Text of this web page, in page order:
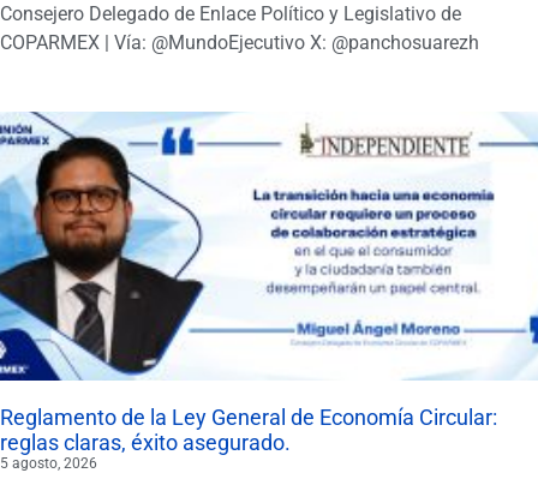
Consejero Delegado de Enlace Político y Legislativo de
COPARMEX | Vía: @MundoEjecutivo X: @panchosuarezh
Reglamento de la Ley General de Economía Circular:
reglas claras, éxito asegurado.
5 agosto, 2026